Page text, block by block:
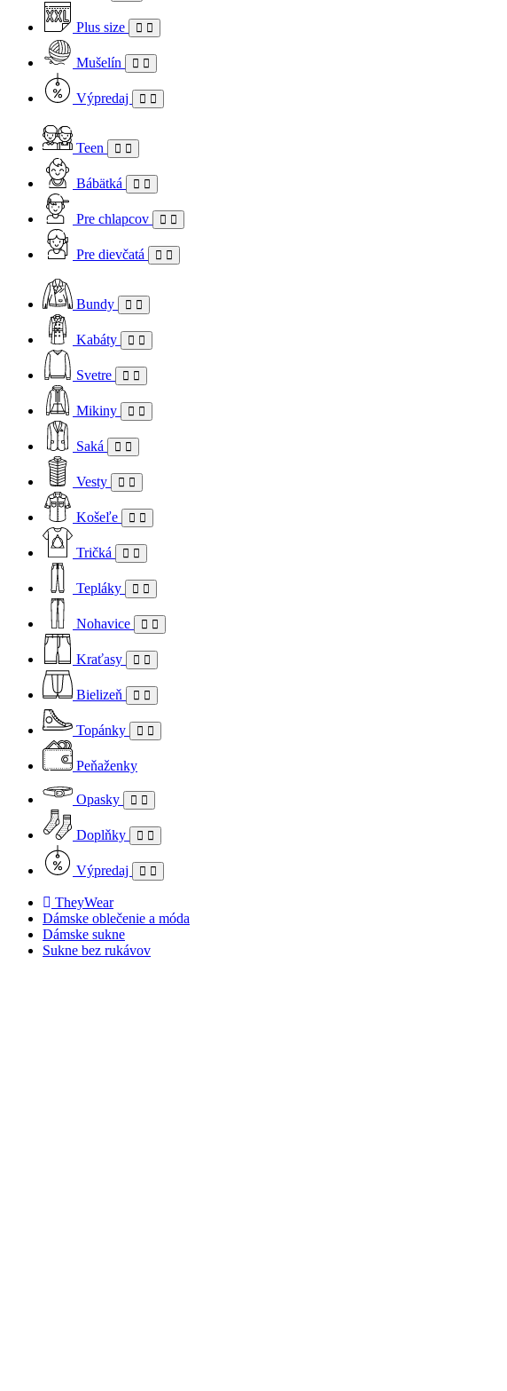
Plus size
Mušelín
Výpredaj
Teen
Bábätká
Pre chlapcov
Pre dievčatá
Bundy
Kabáty
Svetre
Mikiny
Saká
Vesty
Košeľe
Tričká
Tepláky
Nohavice
Kraťasy
Bielizeň
Topánky
Peňaženky
Opasky
Doplňky
Výpredaj
TheyWear
Dámske oblečenie a móda
Dámske sukne
Sukne bez rukávov